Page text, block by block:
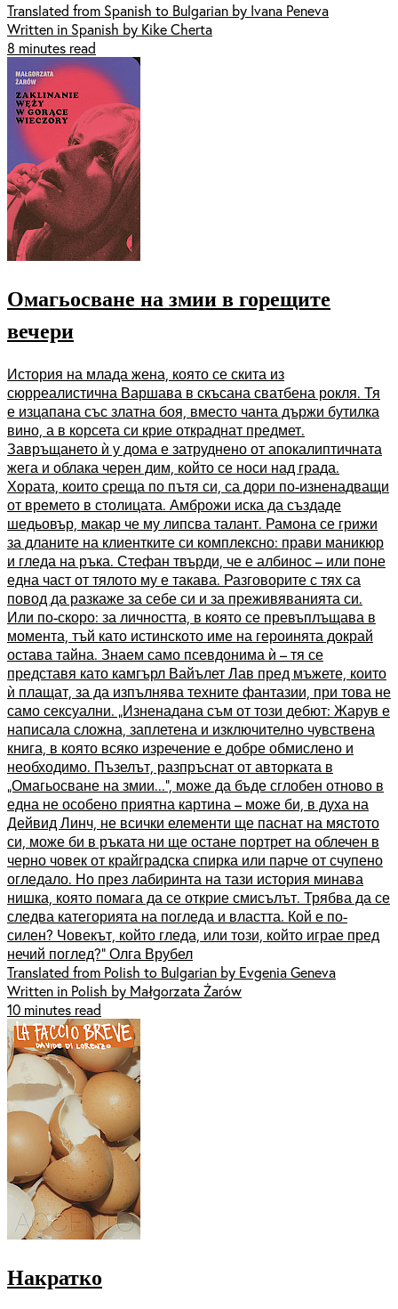
Translated from Spanish to Bulgarian by Ivana Peneva
Written in Spanish by Kike Cherta
8 minutes read
Омагьосване на змии в горещите
вечери
История на млада жена, която се скита из
сюрреалистична Варшава в скъсана сватбена рокля. Тя
е изцапана със златна боя, вместо чанта държи бутилка
вино, а в корсета си крие откраднат предмет.
Завръщането ѝ у дома е затруднено от апокалиптичната
жега и облака черен дим, който се носи над града.
Хората, които среща по пътя си, са дори по-изненадващи
от времето в столицата. Амброжи иска да създаде
шедьовър, макар че му липсва талант. Рамона се грижи
за дланите на клиентките си комплексно: прави маникюр
и гледа на ръка. Стефан твърди, че е албинос – или поне
една част от тялото му е такава. Разговорите с тях са
повод да разкаже за себе си и за преживяванията си.
Или по-скоро: за личността, в която се превъплъщава в
момента, тъй като истинското име на героинята докрай
остава тайна. Знаем само псевдонима ѝ – тя се
представя като камгърл Вайълет Лав пред мъжете, които
ѝ плащат, за да изпълнява техните фантазии, при това не
само сексуални. „Изненадана съм от този дебют: Жарув е
написала сложна, заплетена и изключително чувствена
книга, в която всяко изречение е добре обмислено и
необходимо. Пъзелът, разпръснат от авторката в
„Омагьосване на змии...“, може да бъде сглобен отново в
една не особено приятна картина – може би, в духа на
Дейвид Линч, не всички елементи ще паснат на мястото
си, може би в ръката ни ще остане портрет на облечен в
черно човек от крайградска спирка или парче от счупено
огледало. Но през лабиринта на тази история минава
нишка, която помага да се открие смисълът. Трябва да се
следва категорията на погледа и властта. Кой е по-
силен? Човекът, който гледа, или този, който играе пред
нечий поглед?“ Олга Врубел
Translated from Polish to Bulgarian by Evgenia Geneva
Written in Polish by Małgorzata Żarów
10 minutes read
Накратко